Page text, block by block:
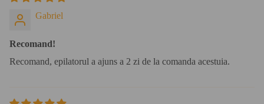
Gabriel
Recomand!
Recomand, epilatorul a ajuns a 2 zi de la comanda acestuia.